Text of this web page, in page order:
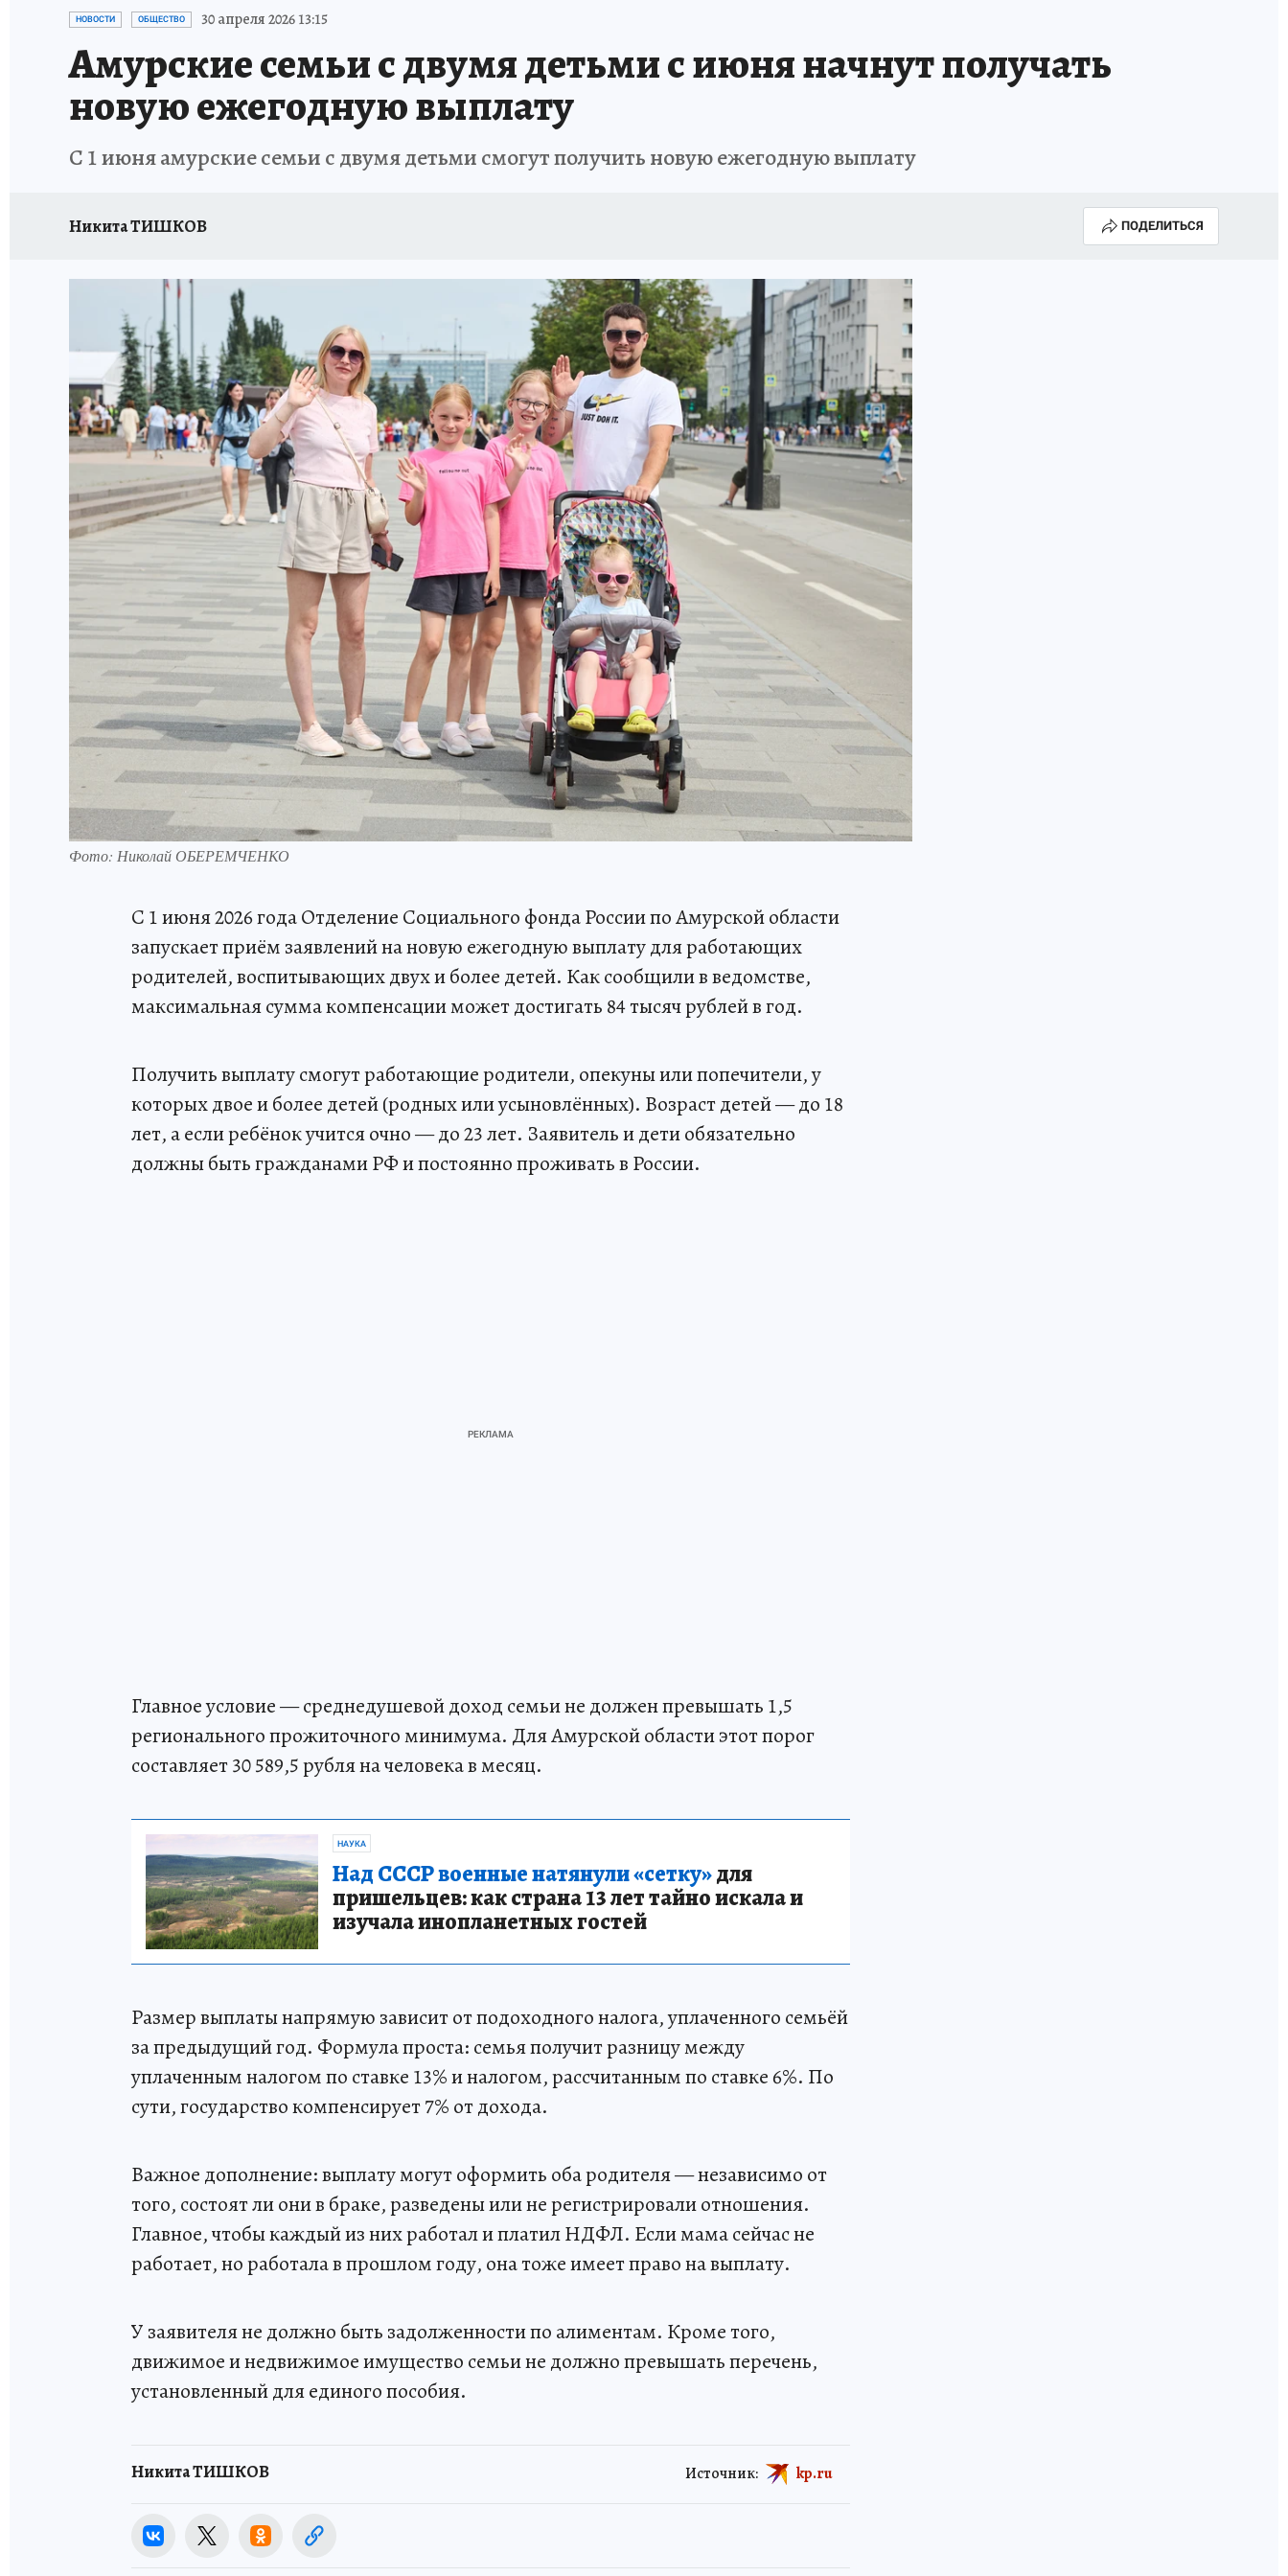
ИСПЫТАНО НА СЕБЕ
НОВОСТИ ОБЩЕСТВО 30 апреля 2026 13:15
Амурские семьи с двумя детьми с июня начнут получать
новую ежегодную выплату
С 1 июня амурские семьи с двумя детьми смогут получить новую ежегодную выплату
Никита ТИШКОВ ПОДЕЛИТЬСЯ
Фото: Николай ОБЕРЕМЧЕНКО
С 1 июня 2026 года Отделение Социального фонда России по Амурской области
запускает приём заявлений на новую ежегодную выплату для работающих
родителей, воспитывающих двух и более детей. Как сообщили в ведомстве,
максимальная сумма компенсации может достигать 84 тысяч рублей в год.
Получить выплату смогут работающие родители, опекуны или попечители, у
которых двое и более детей (родных или усыновлённых). Возраст детей — до 18
лет, а если ребёнок учится очно — до 23 лет. Заявитель и дети обязательно
должны быть гражданами РФ и постоянно проживать в России.
Главное условие — среднедушевой доход семьи не должен превышать 1,5
регионального прожиточного минимума. Для Амурской области этот порог
составляет 30 589,5 рубля на человека в месяц.
НАУКА
Над СССР военные натянули «сетку»для
пришельцев: как страна 13 лет тайно искала и
изучала инопланетных гостей
Размер выплаты напрямую зависит от подоходного налога, уплаченного семьёй
за предыдущий год. Формула проста: семья получит разницу между
уплаченным налогом по ставке 13% и налогом, рассчитанным по ставке 6%. По
сути, государство компенсирует 7% от дохода.
Важное дополнение: выплату могут оформить оба родителя — независимо от
того, состоят ли они в браке, разведены или не регистрировали отношения.
Главное, чтобы каждый из них работал и платил НДФЛ. Если мама сейчас не
работает, но работала в прошлом году, она тоже имеет право на выплату.
У заявителя не должно быть задолженности по алиментам. Кроме того,
движимое и недвижимое имущество семьи не должно превышать перечень,
установленный для единого пособия.
Никита ТИШКОВ Источник: kp.ru